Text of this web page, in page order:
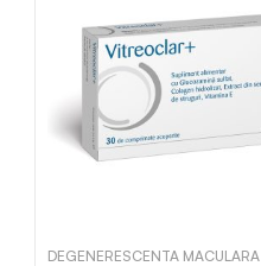
DEGENERESCENTA MACULARA